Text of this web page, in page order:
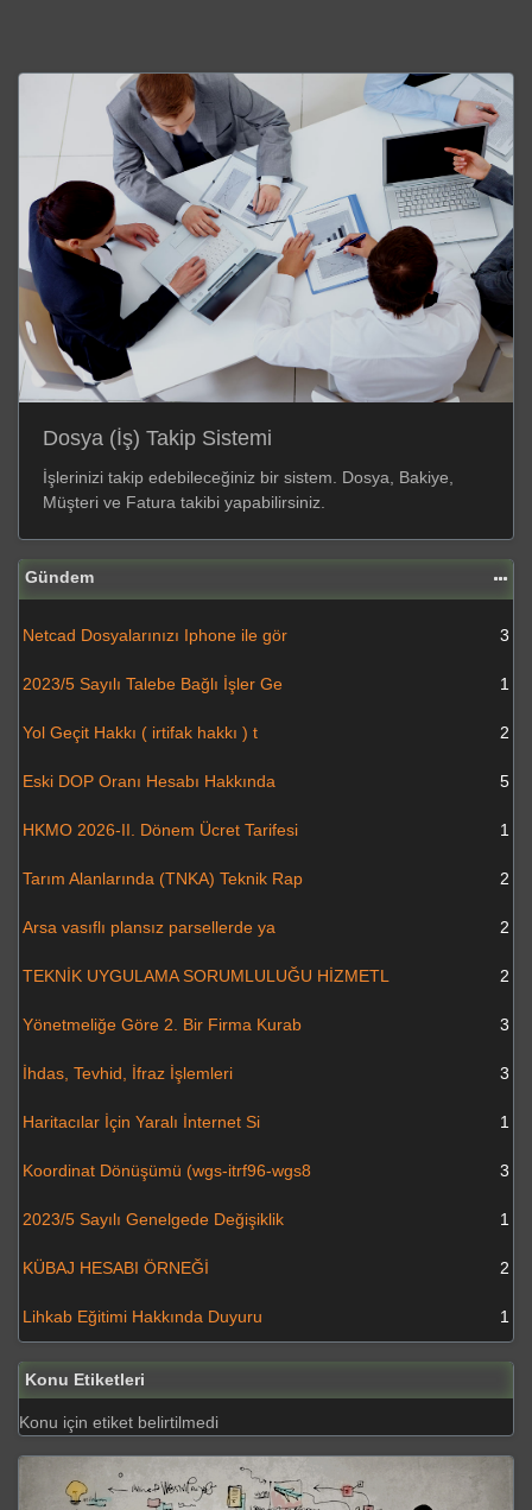
Dosya (İş) Takip Sistemi
İşlerinizi takip edebileceğiniz bir sistem. Dosya, Bakiye,
Müşteri ve Fatura takibi yapabilirsiniz.
Gündem
Netcad Dosyalarınızı Iphone ile gör 3
2023/5 Sayılı Talebe Bağlı İşler Ge 1
Yol Geçit Hakkı ( irtifak hakkı ) t 2
Eski DOP Oranı Hesabı Hakkında 5
HKMO 2026-II. Dönem Ücret Tarifesi 1
Tarım Alanlarında (TNKA) Teknik Rap 2
Arsa vasıflı plansız parsellerde ya 2
TEKNİK UYGULAMA SORUMLULUĞU HİZMETL 2
Yönetmeliğe Göre 2. Bir Firma Kurab 3
İhdas, Tevhid, İfraz İşlemleri 3
Haritacılar İçin Yaralı İnternet Si 1
Koordinat Dönüşümü (wgs-itrf96-wgs8 3
2023/5 Sayılı Genelgede Değişiklik 1
KÜBAJ HESABI ÖRNEĞİ 2
Lihkab Eğitimi Hakkında Duyuru 1
Konu Etiketleri
Konu için etiket belirtilmedi